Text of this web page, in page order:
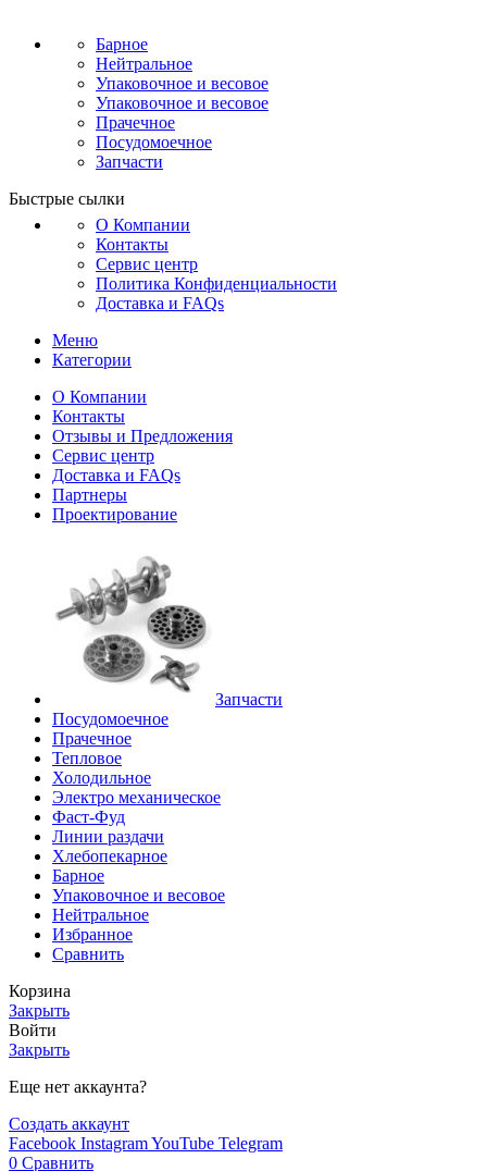
Барное
Нейтральное
Упаковочное и весовое
Упаковочное и весовое
Прачечное
Посудомоечное
Запчасти
Быстрые сылки
О Компании
Контакты
Сервис центр
Политика Конфиденциальности
Доставка и FAQs
Меню
Категории
О Компании
Контакты
Отзывы и Предложения
Сервис центр
Доставка и FAQs
Партнеры
Проектирование
Запчасти
Посудомоечное
Прачечное
Тепловое
Холодильное
Электро механическое
Фаст-Фуд
Линии раздачи
Хлебопекарное
Барное
Упаковочное и весовое
Нейтральное
Избранное
Сравнить
Корзина
Закрыть
Войти
Закрыть
Еще нет аккаунта?
Создать аккаунт
Facebook InstagramYouTube Telegram
0 Сравнить